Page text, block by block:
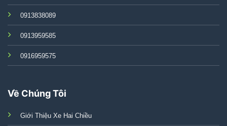
0913838089
0913959585
0916959575
Về Chúng Tôi
Giới Thiệu Xe Hai Chiều